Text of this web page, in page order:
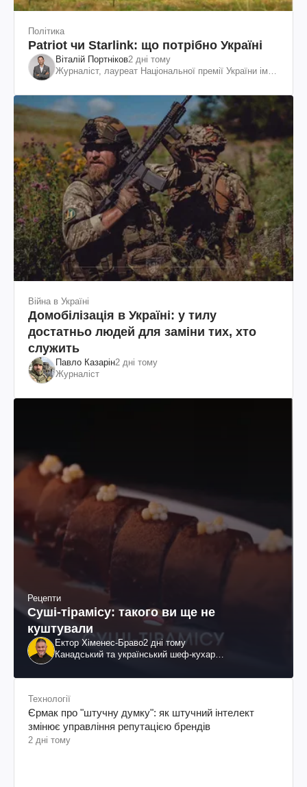
Політика
Patriot чи Starlink: що потрібно Україні
Віталій Портніков2 дні тому
Журналіст, лауреат Національної премії України ім.
Війна в Україні
Домобілізація в Україні: у тилу
достатньо людей для заміни тих, хто
служить
Павло Казарін2 дні тому
Журналіст
Рецепти
Суші-тірамісу: такого ви ще не
куштували
Ектор Хіменес-Браво2 дні тому
Канадський та український шеф-кухар
Технології
Єрмак про "штучну думку": як штучний інтелект
змінює управління репутацією брендів
2 дні тому